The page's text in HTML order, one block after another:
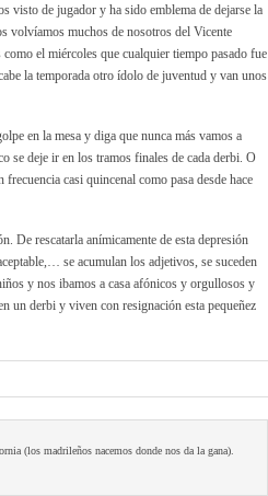
visto de jugador y ha sido emblema de dejarse la
volvíamos muchos de nosotros del Vicente
el miércoles que cualquier tiempo pasado fue
la temporada otro ídolo de juventud y van unos
en la mesa y diga que nunca más vamos a
se deje ir en los tramos finales de cada derbi. O
casi quincenal como pasa desde hace
De rescatarla anímicamente de esta depresión
se acumulan los adjetivos, se suceden
y nos ibamos a casa afónicos y orgullosos y
un derbi y viven con resignación esta pequeñez
(los madrileños nacemos donde nos da la gana).